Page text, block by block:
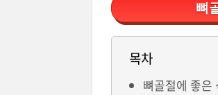
뼈
목차
뼈골절에 좋은